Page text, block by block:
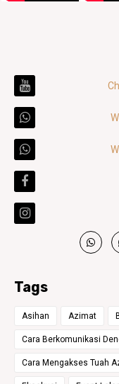
Tags
Asihan Azimat
Cara Berkomunikasi
Cara Mengakses Tuah